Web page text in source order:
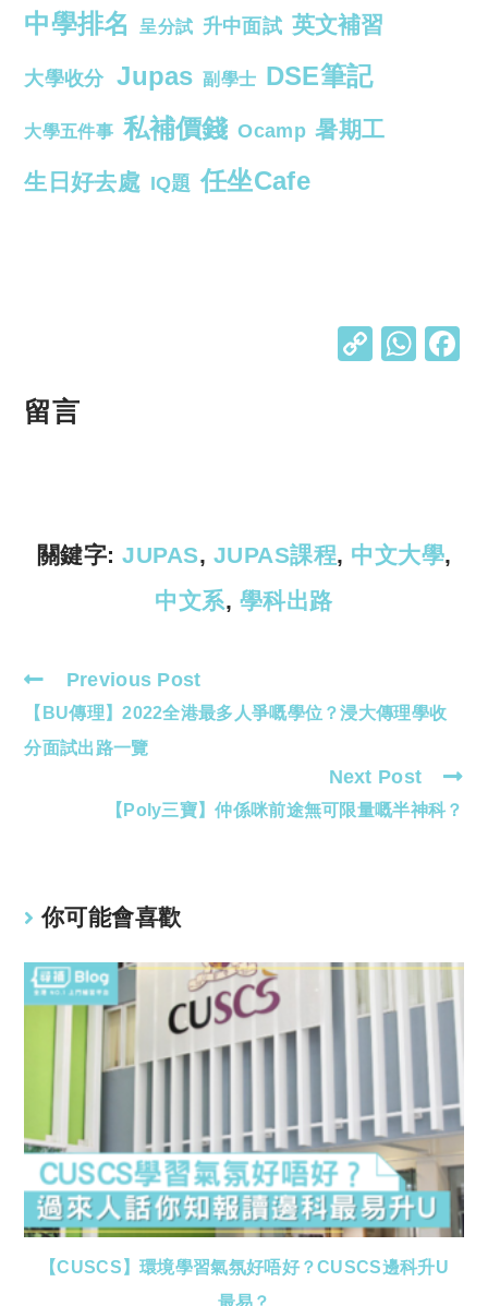
中學排名 呈分試 升中面試 英文補習
大學收分 Jupas 副學士 DSE筆記
大學五件事 私補價錢 Ocamp 暑期工
生日好去處 IQ題 任坐Cafe
C
k
W
p
留言
關鍵字: JUPAS, JUPAS課程, 中文大學,
中文系, 學科出路
Read
more
articles
Previous Post
【BU傳理】2022全港最多人爭嘅學位？浸大傳理學收
分面試出路一覽
Next Post
【Poly三寶】仲係咪前途無可限量嘅半神科？
你可能會喜歡
【CUSCS】環境學習氣氛好唔好？CUSCS邊科升U